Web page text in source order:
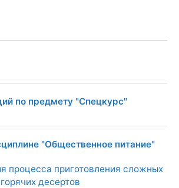
по предмету "Спецкурс"
"Общественное питание"
процесса приготовления сложных
десертов